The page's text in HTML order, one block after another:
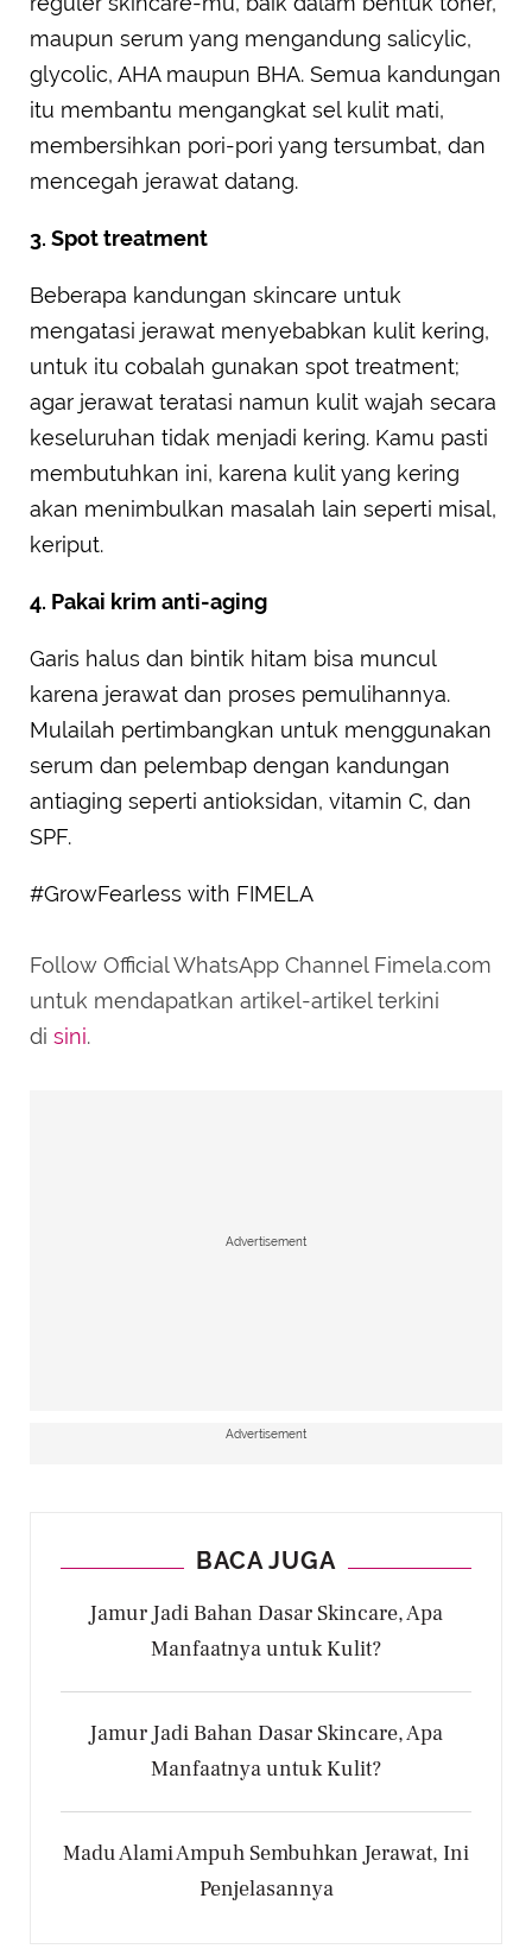
maupun serum yang mengandung salicylic,
glycolic, AHA maupun BHA. Semua kandungan
itu membantu mengangkat sel kulit mati,
membersihkan pori-pori yang tersumbat, dan
mencegah jerawat datang.
3. Spot treatment
Beberapa kandungan skincare untuk
mengatasi jerawat menyebabkan kulit kering,
untuk itu cobalah gunakan spot treatment;
agar jerawat teratasi namun kulit wajah secara
keseluruhan tidak menjadi kering. Kamu pasti
membutuhkan ini, karena kulit yang kering
akan menimbulkan masalah lain seperti misal,
keriput.
4. Pakai krim anti-aging
Garis halus dan bintik hitam bisa muncul
karena jerawat dan proses pemulihannya.
Mulailah pertimbangkan untuk menggunakan
serum dan pelembap dengan kandungan
antiaging seperti antioksidan, vitamin C, dan
SPF.
#GrowFearless with FIMELA
Follow Official WhatsApp Channel Fimela.com
untuk mendapatkan artikel-artikel terkini
di sini.
Advertisement
Advertisement
BACA JUGA
Jamur Jadi Bahan Dasar Skincare, Apa
Manfaatnya untuk Kulit?
Jamur Jadi Bahan Dasar Skincare, Apa
Manfaatnya untuk Kulit?
Madu Alami Ampuh Sembuhkan Jerawat, Ini
Penjelasannya